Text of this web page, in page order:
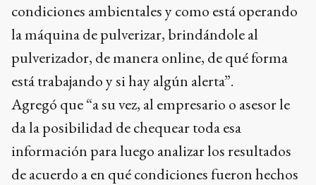
condiciones ambientales y como está operando
la máquina de pulverizar, brindándole al
pulverizador, de manera online, de qué forma
está trabajando y si hay algún alerta”.
Agregó que “a su vez, al empresario o asesor le
da la posibilidad de chequear toda esa
información para luego analizar los resultados
de acuerdo a en qué condiciones fueron hechos